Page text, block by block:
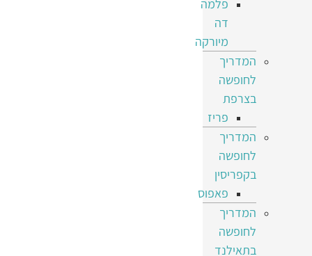
פלמה
דה
מיורקה
המדריך
לחופשה
בצרפת
פריז
המדריך
לחופשה
בקפריסין
פאפוס
המדריך
לחופשה
בתאילנד